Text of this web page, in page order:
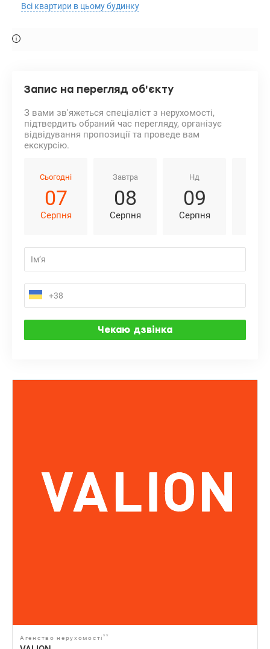
Всі квартири в цьому будинку
Запис на перегляд об'єкту
З вами зв'яжеться спеціаліст з нерухомості,
підтвердить обраний час перегляду, організує
відвідування пропозиції та проведе вам
екскурсію.
Сьогодні
07
Серпня
Завтра
08
Серпня
Нд
09
Серпня
Агенство нерухомості **